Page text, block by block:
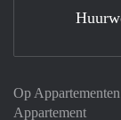
Op
Appartement